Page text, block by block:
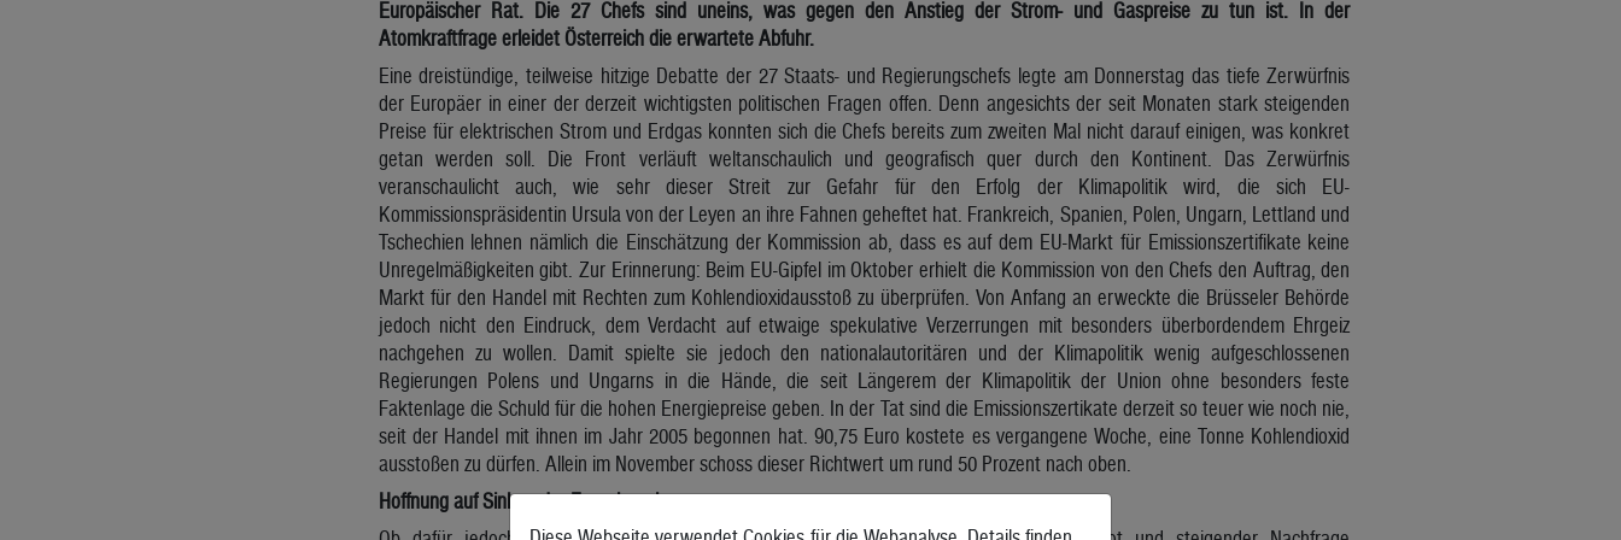
Europäischer Rat. Die 27 Chefs sind uneins, was gegen den Anstieg der Strom- und Gaspreise zu tun ist. In der
Atomkraftfrage erleidet Österreich die erwartete Abfuhr.
Eine dreistündige, teilweise hitzige Debatte der 27 Staats- und Regierungschefs legte am Donnerstag das tiefe Zerwürfnis
der Europäer in einer der derzeit wichtigsten politischen Fragen offen. Denn angesichts der seit Monaten stark steigenden
Preise für elektrischen Strom und Erdgas konnten sich die Chefs bereits zum zweiten Mal nicht darauf einigen, was konkret
getan werden soll. Die Front verläuft weltanschaulich und geografisch quer durch den Kontinent. Das Zerwürfnis
veranschaulicht auch, wie sehr dieser Streit zur Gefahr für den Erfolg der Klimapolitik wird, die sich EU-
Kommissionspräsidentin Ursula von der Leyen an ihre Fahnen geheftet hat. Frankreich, Spanien, Polen, Ungarn, Lettland und
Tschechien lehnen nämlich die Einschätzung der Kommission ab, dass es auf dem EU-Markt für Emissionszertifikate keine
Unregelmäßigkeiten gibt. Zur Erinnerung: Beim EU-Gipfel im Oktober erhielt die Kommission von den Chefs den Auftrag, den
Markt für den Handel mit Rechten zum Kohlendioxidausstoß zu überprüfen. Von Anfang an erweckte die Brüsseler Behörde
jedoch nicht den Eindruck, dem Verdacht auf etwaige spekulative Verzerrungen mit besonders überbordendem Ehrgeiz
nachgehen zu wollen. Damit spielte sie jedoch den nationalautoritären und der Klimapolitik wenig aufgeschlossenen
Regierungen Polens und Ungarns in die Hände, die seit Längerem der Klimapolitik der Union ohne besonders feste
Faktenlage die Schuld für die hohen Energiepreise geben. In der Tat sind die Emissionszertikate derzeit so teuer wie noch nie,
seit der Handel mit ihnen im Jahr 2005 begonnen hat. 90,75 Euro kostete es vergangene Woche, eine Tonne Kohlendioxid
ausstoßen zu dürfen. Allein im November schoss dieser Richtwert um rund 50 Prozent nach oben.
Hoffnung auf Sinken der Energiepreise